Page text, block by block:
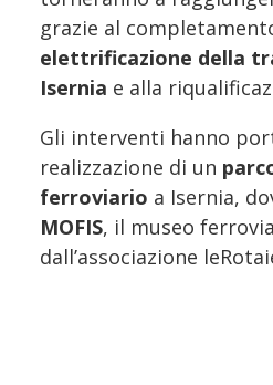
grazie al
elettrificazione della
Isernia e alla
Gli interventi hanno
realizzazione di un
ferroviario a Isernia,
MOFIS, il museo
dall’associazione